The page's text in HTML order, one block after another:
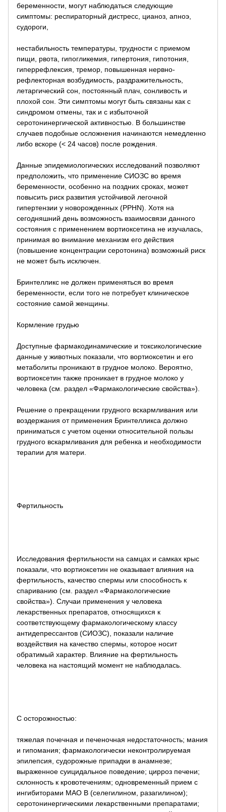
беременности, могут наблюдаться следующие
симптомы: респираторный дистресс, цианоз, апноэ,
судороги,
нестабильность температуры, трудности с приемом
пищи, рвота, гипогликемия, гипертония, гипотония,
гиперрефлексия, тремор, повышенная нервно-
рефлекторная возбудимость, раздражительность,
летаргический сон, постоянный плач, сонливость и
плохой сон. Эти симптомы могут быть связаны как с
синдромом отмены, так и с избыточной
серотонинергической активностью. В большинстве
случаев подобные осложнения начинаются немедленно
либо вскоре (< 24 часов) после рождения.
Данные эпидемиологических исследований позволяют
предположить, что применение СИОЗС во время
беременности, особенно на поздних сроках, может
повысить риск развития устойчивой легочной
гипертензии у новорожденных (PPHN). Хотя на
сегодняшний день возможность взаимосвязи данного
состояния с применением вортиоксетина не изучалась,
принимая во внимание механизм его действия
(повышение концентрации серотонина) возможный риск
не может быть исключен.
Бринтелликс не должен применяться во время
беременности, если того не потребует клиническое
состояние самой женщины.
Кормление грудью
Доступные фармакодинамические и токсикологические
данные у животных показали, что вортиоксетин и его
метаболиты проникают в грудное молоко. Вероятно,
вортиоксетин также проникает в грудное молоко у
человека (см. раздел «Фармакологические свойства»).
Решение о прекращении грудного вскармливания или
воздержания от применения Бринтелликса должно
приниматься с учетом оценки относительной пользы
грудного вскармливания для ребенка и необходимости
терапии для матери.
Фертильность
Исследования фертильности на самцах и самках крыс
показали, что вортиоксетин не оказывает влияния на
фертильность, качество спермы или способность к
спариванию (см. раздел «Фармакологические
свойства»). Случаи применения у человека
лекарственных препаратов, относящихся к
соответствующему фармакологическому классу
антидепрессантов (СИОЗС), показали наличие
воздействия на качество спермы, которое носит
обратимый характер. Влияние на фертильность
человека на настоящий момент не наблюдалась.
С осторожностью:
тяжелая почечная и печеночная недостаточность; мания
и гипомания; фармакологически неконтролируемая
эпилепсия, судорожные припадки в анамнезе;
выраженное суицидальное поведение; цирроз печени;
склонность к кровотечениям; одновременный прием с
ингибиторами МАО В (селегилином, разагилином);
серотонинергическими лекарственными препаратами;